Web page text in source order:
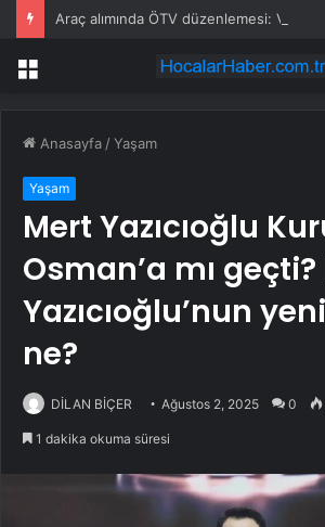
Menü
Anasayfa /Yaşam
Yaşam
Mert Yazıcıoğlu
Osman’a mı
Yazıcıoğlu’nun
ne?
DİLAN BİÇER Ağustos 2, 2025 0
1 dakika okuma süresi